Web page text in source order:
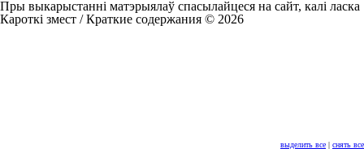
выделить все | снять все
Пры выкарыстанні матэрыялаў спасылайцеся на сайт, калі ласка
Кароткі змест / Краткие содержания © 2026